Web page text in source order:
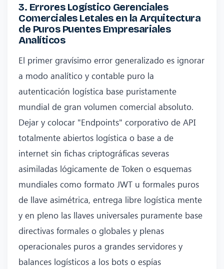
3. Errores Logístico Gerenciales
Comerciales Letales en la Arquitectura
de Puros Puentes Empresariales
Analíticos
El primer gravísimo error generalizado es ignorar
a modo analítico y contable puro la
autenticación logística base puristamente
mundial de gran volumen comercial absoluto.
Dejar y colocar "Endpoints" corporativo de API
totalmente abiertos logística o base a de
internet sin fichas criptográficas severas
asimiladas lógicamente de Token o esquemas
mundiales como formato JWT u formales puros
de llave asimétrica, entrega libre logística mente
y en pleno las llaves universales puramente base
directivas formales o globales y plenas
operacionales puros a grandes servidores y
balances logísticos a los bots o espías